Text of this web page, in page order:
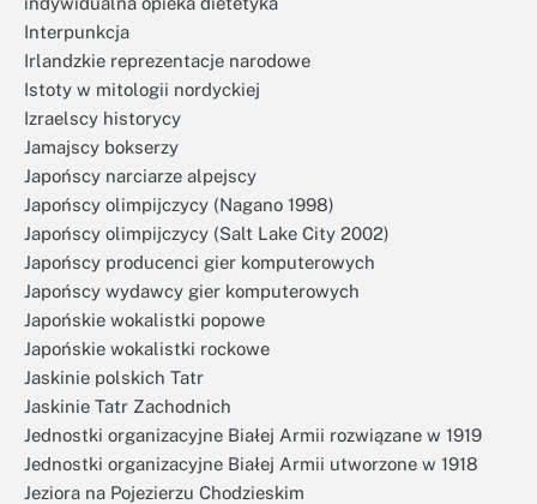
Interpunkcja
Irlandzkie reprezentacje narodowe
Istoty w mitologii nordyckiej
Izraelscy historycy
Jamajscy bokserzy
Japońscy narciarze alpejscy
Japońscy olimpijczycy (Nagano 1998)
Japońscy olimpijczycy (Salt Lake City 2002)
Japońscy producenci gier komputerowych
Japońscy wydawcy gier komputerowych
Japońskie wokalistki popowe
Japońskie wokalistki rockowe
Jaskinie polskich Tatr
Jaskinie Tatr Zachodnich
Jednostki organizacyjne Białej Armii rozwiązane w 1919
Jednostki organizacyjne Białej Armii utworzone w 1918
Jeziora na Pojezierzu Chodzieskim